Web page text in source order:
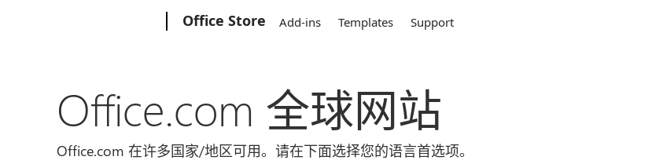
Office Store Add-ins Templates Support
Office.com 全球网站
Office.com 在许多国家/地区可用。请在下面选择您的语言首选项。